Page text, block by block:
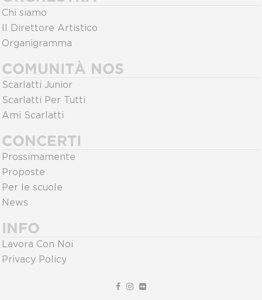
Chi siamo
Il Direttore Artistico
Organigramma
COMUNITÀ NOS
Scarlatti Junior
Scarlatti Per Tutti
Ami Scarlatti
CONCERTI
Prossimamente
Proposte
Per le scuole
News
INFO
Lavora Con Noi
Privacy Policy